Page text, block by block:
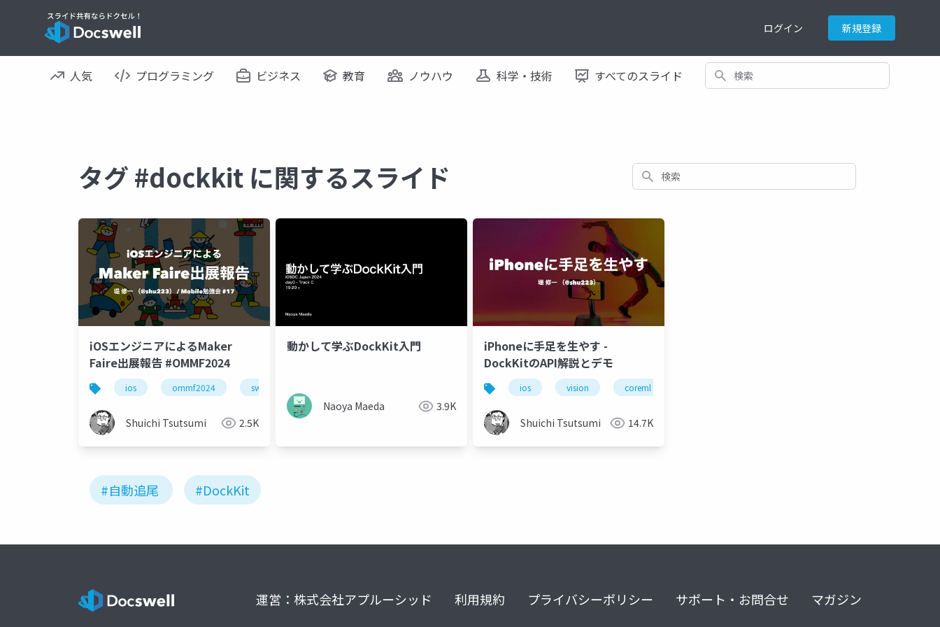
ログイン 新規登録
人気 プログラミング ビジネス 教育 ノウハウ 科学・技術 すべてのスライド 検索
タグ #dockkit に関するスライド 検索
iOSエンジニアによるMaker
Faire出展報告 #OMMF2024
ios ommf2024 swift
Shuichi Tsutsumi 2.5K
動かして学ぶDockKit入門
Naoya Maeda 3.9K
iPhoneに手足を生やす -
DockKitのAPI解説とデモ
ios vision coreml
Shuichi Tsutsumi 14.7K
#自動追尾 #DockKit
運営：株式会社アプルーシッド 利用規約 プライバシーポリシー サポート・お問合せ マガジン